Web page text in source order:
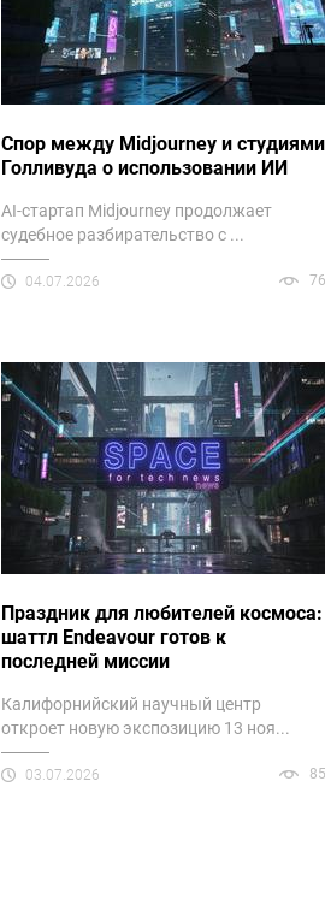
Спор между Midjourney и студиями
Голливуда о использовании ИИ
AI-стартап Midjourney продолжает
судебное разбирательство с ...
04.07.2026 76
Праздник для любителей космоса:
шаттл Endeavour готов к
последней миссии
Калифорнийский научный центр
откроет новую экспозицию 13 ноя...
03.07.2026 85